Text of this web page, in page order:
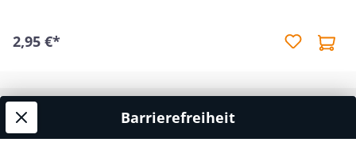
2,95 €*
Service-HotlineBarrierefreiheit